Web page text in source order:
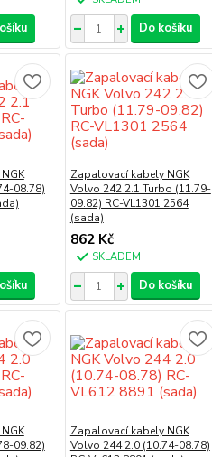
Do košíku
08.78)
Zapalovací kabely NGK
Volvo 242 2.1 Turbo (11.79-
09.82) RC-VL1301 2564
(sada)
862 Kč
SKLADEM
Do košíku
09.82)
Zapalovací kabely NGK
Volvo 244 2.0 (10.74-08.78)